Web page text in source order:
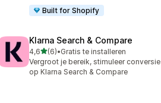
Built for Shopify
Klarna Search & Compare
4,6van 5 sterren
(6)
6 recensies in totaal
•Gratis te installeren
Vergroot je bereik, stimuleer conversie
op Klarna Search & Compare